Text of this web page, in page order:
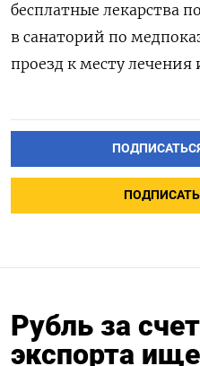
бесплатные лекарства
в санаторий по
проезд к месту лечения
Рубль за
экспорта